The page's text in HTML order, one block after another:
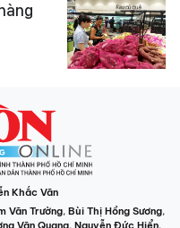
Khắc Văn
Văn Trường, Bùi Thị Hồng Sương,